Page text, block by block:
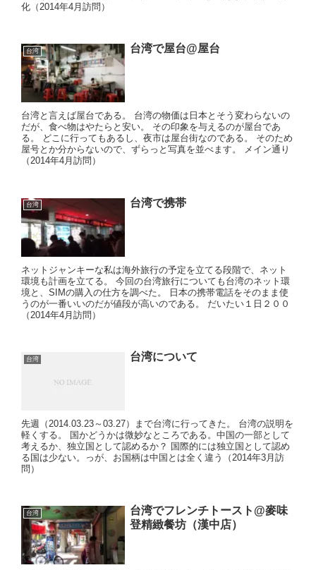
化（2014年4月訪問）
台湾 台湾で屋台@屋台
台湾と言えば屋台である。 台湾の物価は日本とそう変わらないの
だが、食べ物はやたらと安い。 その印象を与えるのが屋台であ
る。 どこに行ってもあるし、夜市は屋台街なのである。 そのため
屋号とか分からないので、ずらっと写真を並べます。 メイン通り
（2014年4月訪問）
台湾 台湾で携帯
ネットジャンキーな私は海外旅行の予定を立てる段階で、ネット
環境も計画を立てる。 今回の台湾旅行についても台湾のネット環
境と、SIMの購入の仕方を調べた。 日本の携帯電話をそのまま使
うのが一番いいのだが値段が高いのである。 だいたい１日２００
（2014年4月訪問）
台湾 台湾について
先週（2014.03.23～03.27）まで台湾に行ってきた。 台湾の説明を
軽くする。 国かどうかは微妙なところである。中国の一部として
考えるか、独立国として認めるか？ 国際的には独立国として認め
る国は少ない。っが、お国柄は中国とは全く違う（2014年3月訪
問）
台湾
台湾でフレンチトースト@麥味
登精緻餐坊（漢中店）